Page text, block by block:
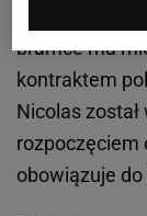
Decyzja o
bramce ma
kontraktem
Nicolas
rozpoczęciem
obowiązuje